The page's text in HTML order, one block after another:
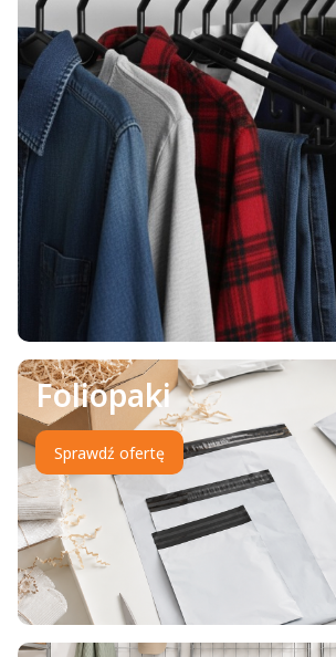
Foliopaki
Sprawdź ofertę